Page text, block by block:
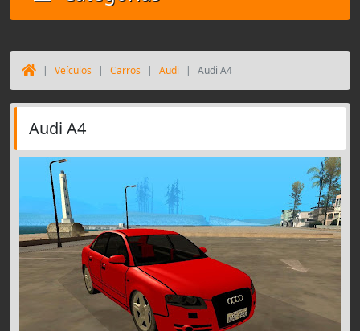
Veículos Carros Audi Audi A4
Audi A4